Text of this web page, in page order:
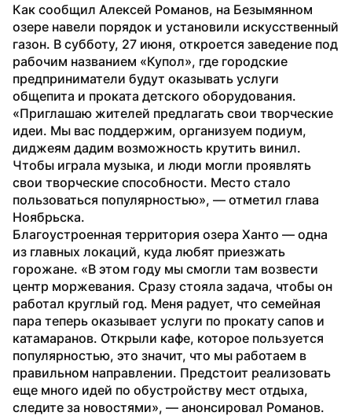
Как сообщил Алексей Романов, на Безымянном
озере навели порядок и установили искусственный
газон. В субботу, 27 июня, откроется заведение под
рабочим названием «Купол», где городские
предприниматели будут оказывать услуги
общепита и проката детского оборудования.
«Приглашаю жителей предлагать свои творческие
идеи. Мы вас поддержим, организуем подиум,
диджеям дадим возможность крутить винил.
Чтобы играла музыка, и люди могли проявлять
свои творческие способности. Место стало
пользоваться популярностью», — отметил глава
Ноябрьска.
Благоустроенная территория озера Ханто — одна
из главных локаций, куда любят приезжать
горожане. «В этом году мы смогли там возвести
центр моржевания. Сразу стояла задача, чтобы он
работал круглый год. Меня радует, что семейная
пара теперь оказывает услуги по прокату сапов и
катамаранов. Открыли кафе, которое пользуется
популярностью, это значит, что мы работаем в
правильном направлении. Предстоит реализовать
еще много идей по обустройству мест отдыха,
следите за новостями», — анонсировал Романов.